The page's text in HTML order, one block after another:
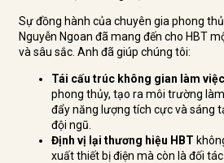
Sự đồng hành của chuyên gia phong
Nguyễn Ngoan đã mang đến cho HBT
và sâu sắc. Anh đã giúp chúng tôi:
Tái cấu trúc không gian làm việc
phong thủy, tạo ra môi trường
đẩy năng lượng tích cực và sáng
đội ngũ.
Định vị lại thương hiệu HBT
xuất thiết bị điện mà còn là đối